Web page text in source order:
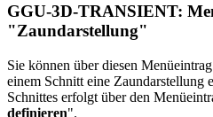
GGU-3D-TRANSIENT:
"Zaundarstellung"
Sie können über diesen
einem Schnitt eine Zaundarstellung
Schnittes erfolgt über den
definieren".